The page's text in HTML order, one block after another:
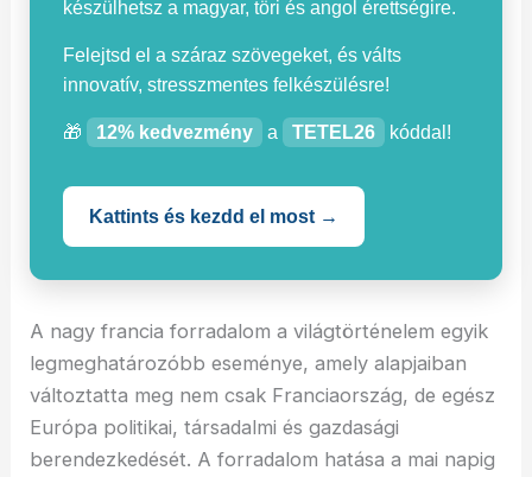
készülhetsz a magyar, töri és angol érettségire.
Felejtsd el a száraz szövegeket, és válts
innovatív, stresszmentes felkészülésre!
🎁 12% kedvezmény a TETEL26 kóddal!
Kattints és kezdd el most →
A nagy francia forradalom a világtörténelem egyik
legmeghatározóbb eseménye, amely alapjaiban
változtatta meg nem csak Franciaország, de egész
Európa politikai, társadalmi és gazdasági
berendezkedését. A forradalom hatása a mai napig